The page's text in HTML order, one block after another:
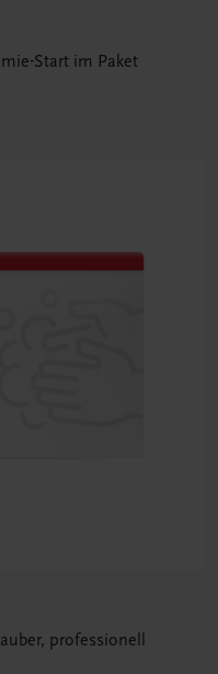
Start im Paket
professionell